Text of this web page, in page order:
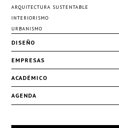
ARQUITECTURA SUSTENTABLE
INTERIORISMO
URBANISMO
DISEÑO
EMPRESAS
ACADÉMICO
AGENDA